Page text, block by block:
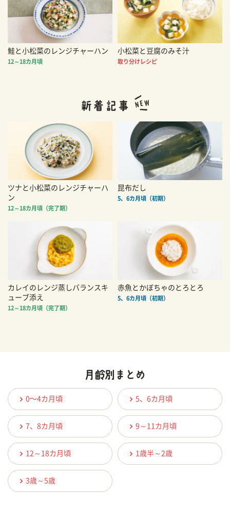
鮭と小松菜のレンジチャーハン
12～18カ月頃
小松菜と豆腐のみそ汁
取り分けレシピ
ツナと小松菜のレンジチャーハ
ン
12～18カ月頃（完了期）
昆布だし
5、6カ月頃（初期）
カレイのレンジ蒸しバランスキ
ューブ添え
12～18カ月頃（完了期）
赤魚とかぼちゃのとろとろ
5、6カ月頃（初期）
0〜4カ月頃 5、6カ月頃
7、8カ月頃 9～11カ月頃
12～18カ月頃 1歳半～2歳
3歳～5歳